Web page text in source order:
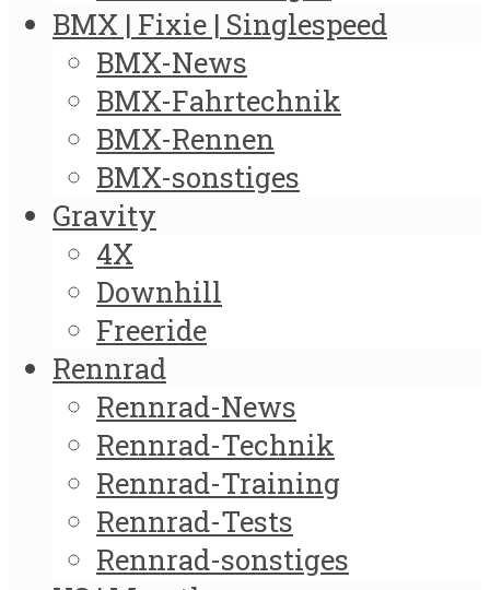
BMX | Fixie | Singlespeed
BMX-News
BMX-Fahrtechnik
BMX-Rennen
BMX-sonstiges
Gravity
4X
Downhill
Freeride
Rennrad
Rennrad-News
Rennrad-Technik
Rennrad-Training
Rennrad-Tests
Rennrad-sonstiges